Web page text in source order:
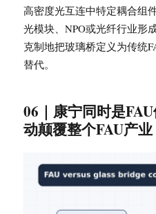
高密度光互连中特定耦合组
光模块、NPO或光纤行业形
克制地把玻璃桥定义为传统
替代。
06｜康宁同时是
动颠覆整个FAU产业